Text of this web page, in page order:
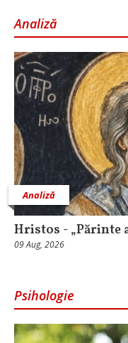
Analiză
Analiză
Hristos - „Părinte
09 Aug, 2026
Psihologie